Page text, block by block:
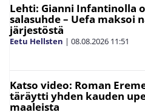
Lehti: Gianni Infantinolla
salasuhde – Uefa maksoi
järjestöstä
Eetu Hellsten | 08.08.2026 11:51
Katso video: Roman
täräytti yhden kauden
maaleista